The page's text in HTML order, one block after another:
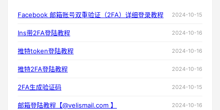
Facebook 邮箱账号双重验证（2FA）详细登录教程 2024-10-15
Ins带2FA登陆教程 2024-10-16
推特token登陆教程 2024-10-16
推特2FA登陆教程 2024-10-16
2FA生成验证码 2024-10-15
邮箱登陆教程【@velismail.com 】 2024-10-16